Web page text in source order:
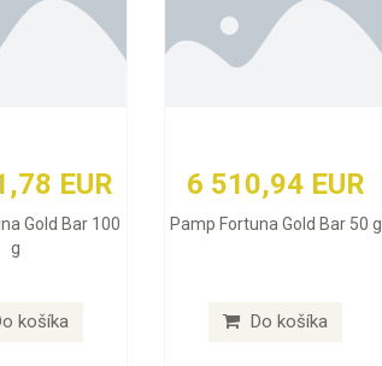
EUR
Gold Bar 100
g
košíka
6 510,94 EUR
Pamp Fortuna Gold Bar 50 g
Do košíka